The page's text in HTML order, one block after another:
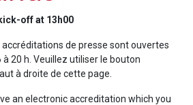
off at 13h00
accréditations de presse sont ouvertes
20 h. Veuillez utiliser le bouton
à droite de cette page.
an electronic accreditation which you